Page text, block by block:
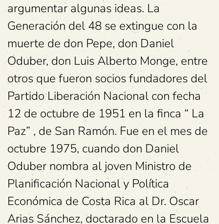
argumentar algunas ideas. La
Generación del 48 se extingue con la
muerte de don Pepe, don Daniel
Oduber, don Luis Alberto Monge, entre
otros que fueron socios fundadores del
Partido Liberación Nacional con fecha
12 de octubre de 1951 en la finca “ La
Paz” , de San Ramón. Fue en el mes de
octubre 1975, cuando don Daniel
Oduber nombra al joven Ministro de
Planificación Nacional y Política
Económica de Costa Rica al Dr. Oscar
Arias Sánchez, doctarado en la Escuela